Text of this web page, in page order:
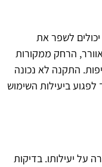
יכולים לשפר את
הרחק ממקורות
התקנה לא נכונה
לפגוע ביעילות השימוש
על יעילותו. בדיקות